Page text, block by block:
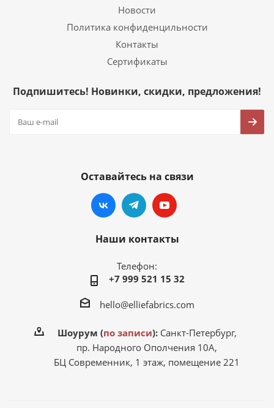
Новости
Политика конфиденцильности
Контакты
Сертификаты
Подпишитесь! Новинки, скидки, предложения!
Оставайтесь на связи
Наши контакты
Телефон:
+7 999 521 15 32
hello@elliefabrics.com
Шоурум (по записи):Санкт-Петербург,
пр. Народного Ополчения 10А,
БЦ Современник, 1 этаж, помещение 221